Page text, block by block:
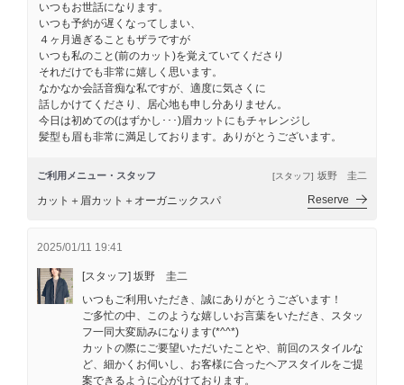
いつもお世話になります。
いつも予約が遅くなってしまい、
４ヶ月過ぎることもザラですが
いつも私のこと(前のカット)を覚えていてくださり
それだけでも非常に嬉しく思います。
なかなか会話音痴な私ですが、適度に気さくに
話しかけてくださり、居心地も申し分ありません。
今日は初めての(はずかし･･･)眉カットにもチャレンジし
髪型も眉も非常に満足しております。ありがとうございます。
ご利用メニュー・スタッフ [スタッフ] 坂野 圭二
カット＋眉カット＋オーガニックスパ Reserve
2025/01/11 19:41
[スタッフ] 坂野 圭二
いつもご利用いただき、誠にありがとうございます！
ご多忙の中、このような嬉しいお言葉をいただき、スタッ
フ一同大変励みになります(*^^*)
カットの際にご要望いただいたことや、前回のスタイルな
ど、細かくお伺いし、お客様に合ったヘアスタイルをご提
案できるように心がけております。